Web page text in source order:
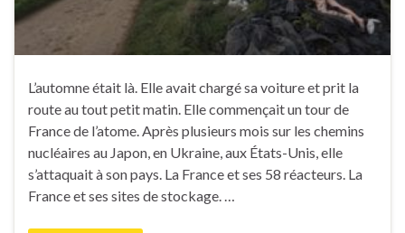
L’automne était là. Elle avait chargé sa voiture et prit la
route au tout petit matin. Elle commençait un tour de
France de l’atome. Après plusieurs mois sur les chemins
nucléaires au Japon, en Ukraine, aux États-Unis, elle
s’attaquait à son pays. La France et ses 58 réacteurs. La
France et ses sites de stockage. …